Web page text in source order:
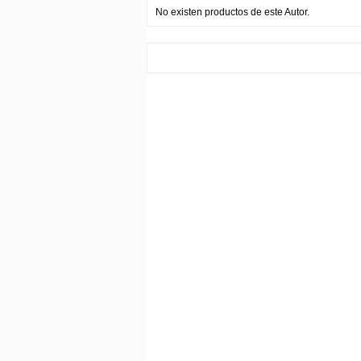
No existen productos de este Autor.